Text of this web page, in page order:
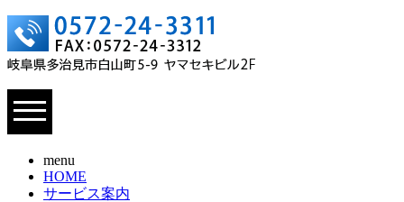
menu
HOME
サービス案内